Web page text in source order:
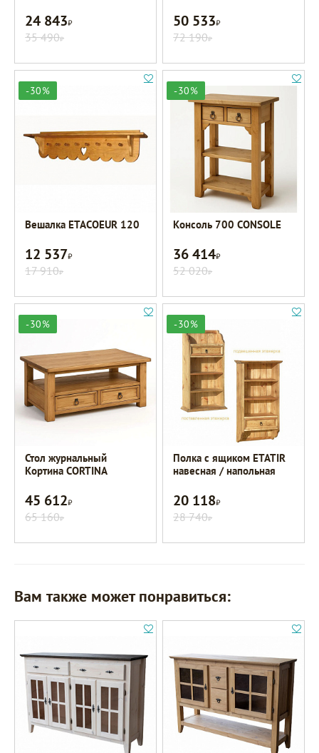
24 843Р
35 490Р
50 533Р
72 190Р
-30%
Вешалка ETACOEUR 120
12 537Р
17 910Р
-30%
Консоль 700 CONSOLE
36 414Р
52 020Р
-30%
Стол журнальный
Кортина CORTINA
45 612Р
65 160Р
-30%
Полка с ящиком ETATIR
навесная / напольная
20 118Р
28 740Р
Вам также может понравиться: